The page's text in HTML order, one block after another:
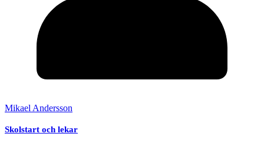
Mikael Andersson
Skolstart och lekar